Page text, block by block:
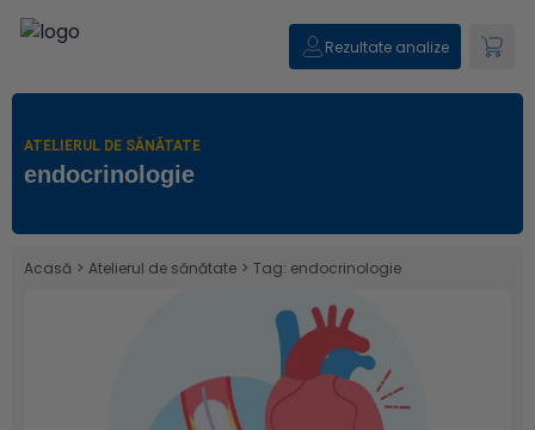
Rezultate analize
ATELIERUL DE SĂNĂTATE
endocrinologie
Acasă > Atelierul de sănătate > Tag: endocrinologie